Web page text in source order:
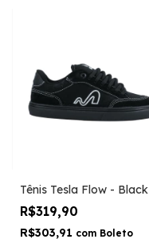
Tênis Tesla Flow - Black
R$319,90
R$303,91 com Boleto